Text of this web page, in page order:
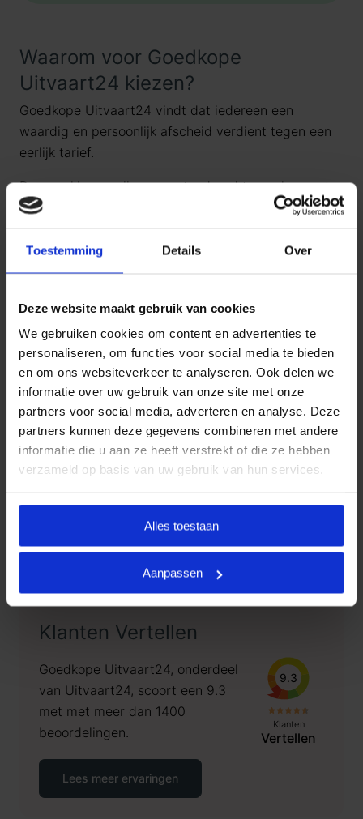
Toestemming Details Over
Deze website maakt gebruik van cookies
We gebruiken cookies om content en advertenties te
personaliseren, om functies voor social media te bieden
en om ons websiteverkeer te analyseren. Ook delen we
informatie over uw gebruik van onze site met onze
partners voor social media, adverteren en analyse. Deze
partners kunnen deze gegevens combineren met andere
informatie die u aan ze heeft verstrekt of die ze hebben
verzameld op basis van uw gebruik van hun services.
Alles toestaan
Aanpassen
Waarom voor Goedkope
Uitvaart24 kiezen?
Goedkope Uitvaart24 vindt dat iedereen een
waardig en persoonlijk afscheid verdient tegen een
eerlijk tarief.
Daarom kiezen wij ervoor standaard te werken met
uitvaartpakketten. Door onze landelijke dekking en
aansluiten bij de meest voorkomende
uitvaartwensen. In één oogopslag ziet u al uw opties
op deze manier alleen voor datgene wat u wilt
afnemen en wat past binnen uw budget. Indien u dit
wenst, kunt u deze pakketten uitbreiden.
Door met vaste uitvaartpakketten te werken, kan
Goedkope Uitvaart24 u een goed verzorgde en
waardige crematie in Gouda tegen een eerlijk tarief
garanderen.
ontvangen? Goedkope Uitvaart24 is 24 uur per dag
bereikbaar. Neemt u vrijblijvend contact met ons op
via telefoonnummer085 016 0685.
Klanten Vertellen
Goedkope Uitvaart24, onderdeel
van Uitvaart24, scoort een 9.3
met met meer dan 1400
beoordelingen.
9.3
Klanten
Vertellen
Lees meer ervaringen